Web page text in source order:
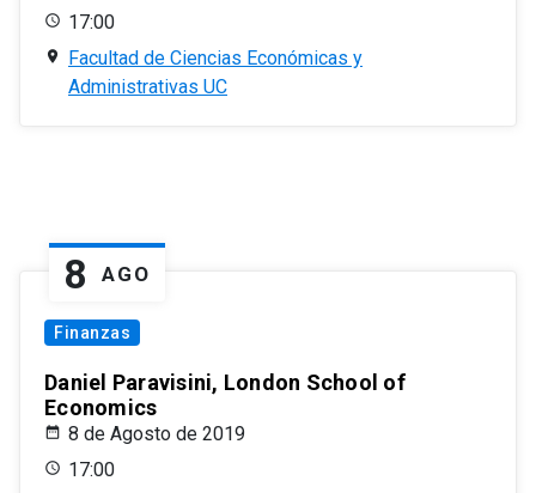
17:00
Facultad de Ciencias Económicas y
Administrativas UC
8 AGO
Finanzas
Daniel Paravisini, London School of
Economics
8 de Agosto de 2019
17:00